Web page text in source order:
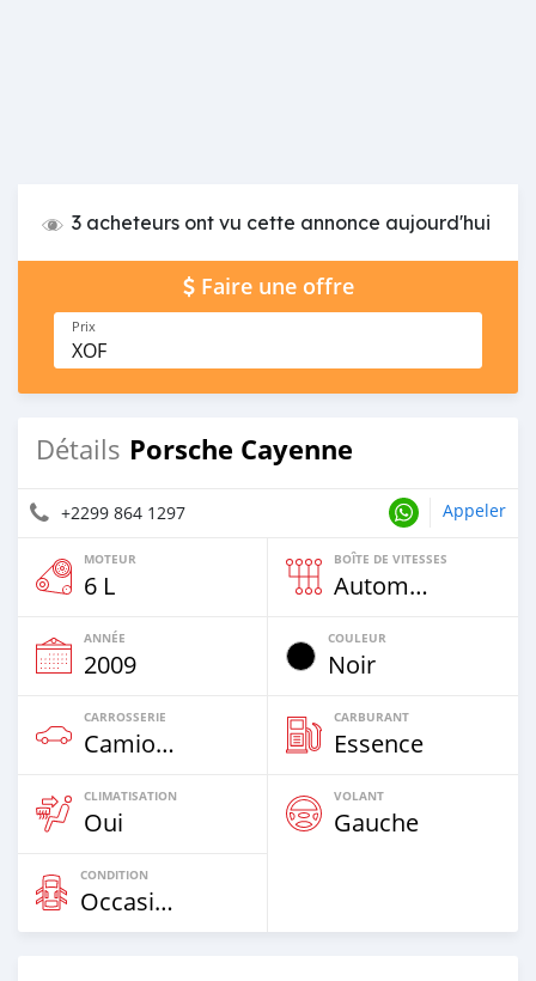
3 acheteurs ont vu cette annonce aujourd'hui
Faire une offre
Prix
XOF
Détails Porsche Cayenne
+2299 864 1297 Appeler
MOTEUR
6 L
BOÎTE DE VITESSES
Automatique
ANNÉE
2009
COULEUR
Noir
CARROSSERIE
Camion‒Bus
CARBURANT
Essence
CLIMATISATION
Oui
VOLANT
Gauche
CONDITION
Occasion